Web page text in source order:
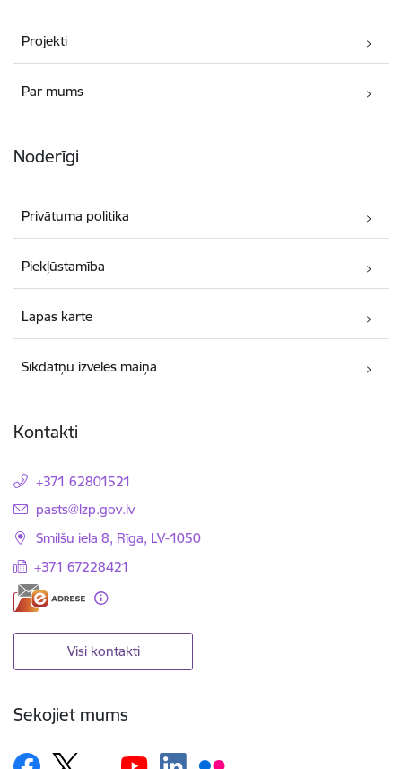
Projekti
Par mums
Noderīgi
Privātuma politika
Piekļūstamība
Lapas karte
Sīkdatņu izvēles maiņa
Kontakti
+371 62801521
E-pasts:
pasts@lzp.gov.lv
Smilšu iela 8, Rīga, LV-1050
+371 67228421
Visi kontakti
Sekojiet mums